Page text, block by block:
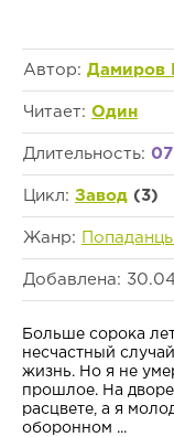
Автор: Дамиров
Читает: Один
Длительность:
Цикл: Завод (3)
Жанр:
Добавлена:
Больше сорока
несчастный
жизнь. Но я не
прошлое. На
расцвете, а я
оборонном ...